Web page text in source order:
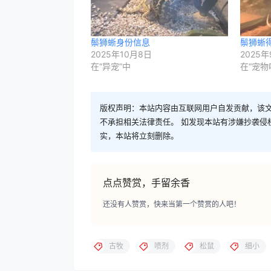
鬃狮蜥身份信息
2025年10月8日
在“异宠”中
鬃狮蜥
2025
在“宠物
版权声明：本站内容由互联网用户自发贡献，该
不承担相关法律责任。 如发现本站有涉嫌抄袭
实，本站将立刻删除。
点点赞赏，手留余香
还没有人赞赏，快来当第一个赞赏的人吧！
古牧 喷剂 松鼠 细小